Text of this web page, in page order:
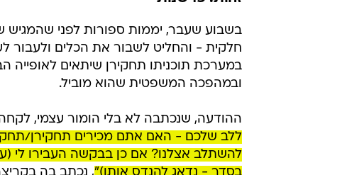
מתגשם לנגד
דוד ורטהיים
עודכן לאחרונה: 20.2.2023 / 10:52
מהמצב: בחדשות 13
זהות. פרשנות